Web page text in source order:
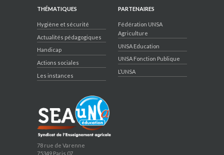
78 rue de Varenne
75349 Paris 07
THÉMATIQUES
Hygiène et sécurité
Actualités pédagogiques
Handicap
Actions sociales
Les instances
PARTENAIRES
Fédération UNSA
Agriculture
UNSA Education
UNSA Fonction Publique
L’UNSA